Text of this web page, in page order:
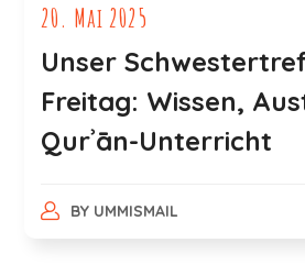
20. Mai 2025
Unser
Freitag: Wissen,
Qurʾān-Unterricht
BY UMMISMAIL